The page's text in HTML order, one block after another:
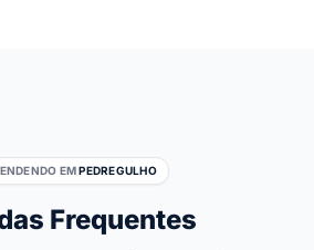
EMPEDREGULHO
Frequentes